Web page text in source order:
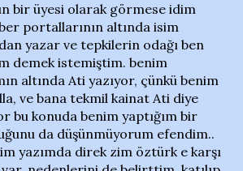
bir üyesi olarak görmese idim
portallarının altında isim
yazar ve tepkilerin odağı ben
demek istemiştim. benim
altında Ati yazıyor, çünkü benim
ve bana tekmil kainat Ati diye
bu konuda benim yaptığım bir
da düşünmüyorum efendim..
yazımda direk zim öztürk e karşı